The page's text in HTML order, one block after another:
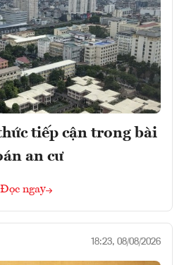
tiếp cận trong bài
an cư
Đọc ngay
18:23, 08/08/2026